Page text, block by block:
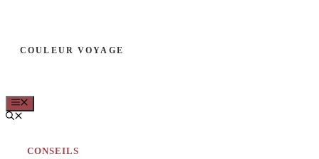
contenu
COULEUR VOYAGE
MENU
CONSEILS